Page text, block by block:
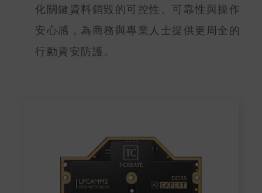
化關鍵資料銷毀的可控性、可靠性與操作
安心感，為商務與專業人士提供更周全的
行動資安防護。